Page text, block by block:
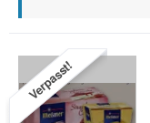
Verpasst!